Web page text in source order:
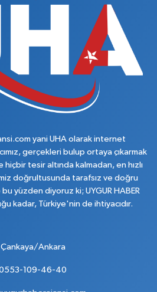
yani UHA olarak internet
gerçekleri bulup ortaya çıkarmak
tesir altında kalmadan, en hızlı
doğrultusunda tarafsız ve doğru
bu yüzden diyoruz ki; UYGUR HABER
kadar, Türkiye'nin de ihtiyacıdır.
Çankaya/Ankara
109-46-40